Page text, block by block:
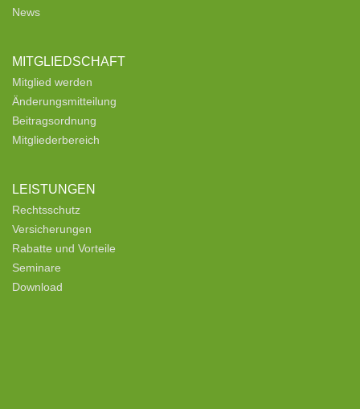
News
MITGLIEDSCHAFT
Mitglied werden
Änderungsmitteilung
Beitragsordnung
Mitgliederbereich
LEISTUNGEN
Rechtsschutz
Versicherungen
Rabatte und Vorteile
Seminare
Download